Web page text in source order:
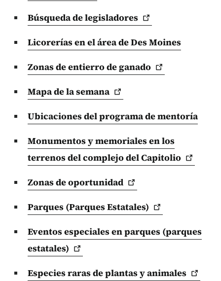
Búsqueda delegisladores
Licorerías en el área de Des Moines
Zonas de entierro deganado
Mapa de lasemana
Ubicaciones del programa de mentoría
Monumentos y memoriales en los
terrenos del complejo delCapitolio
Zonas deoportunidad
Parques (ParquesEstatales)
Eventos especiales en parques (parques
estatales)
Especies raras de plantas yanimales